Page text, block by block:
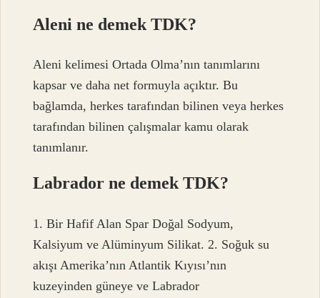
Aleni ne demek TDK?
Aleni kelimesi Ortada Olma’nın tanımlarını
kapsar ve daha net formuyla açıktır. Bu
bağlamda, herkes tarafından bilinen veya herkes
tarafından bilinen çalışmalar kamu olarak
tanımlanır.
Labrador ne demek TDK?
1. Bir Hafif Alan Spar Doğal Sodyum,
Kalsiyum ve Alüminyum Silikat. 2. Soğuk su
akışı Amerika’nın Atlantik Kıyısı’nın
kuzeyinden güneye ve Labrador